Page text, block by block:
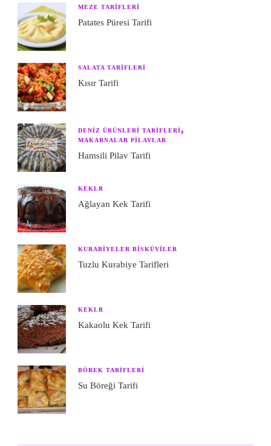
MEZE TARIFLERI
Patates Püresi Tarifi
SALATA TARIFLERI
Kısır Tarifi
DENIZ ÜRÜNLERI TARIFLERI
MAKARNALAR PILAVLAR
Hamsili Pilav Tarifi
KEKLR
Ağlayan Kek Tarifi
KURABIYELER BISKÜVILER
Tuzlu Kurabiye Tarifleri
KEKLR
Kakaolu Kek Tarifi
BÖREK TARIFLERI
Su Böreği Tarifi